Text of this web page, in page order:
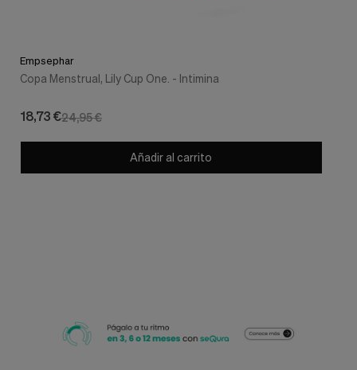
Empsephar
Copa Menstrual, Lily Cup One. - Intimina
24,95 €
18,73 €
Añadir al carrito